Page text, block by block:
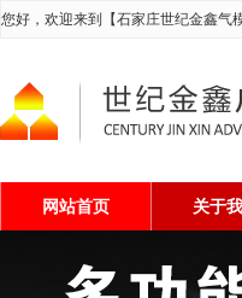
您好，欢迎来到【石家庄世纪金鑫气
网站首页 关于